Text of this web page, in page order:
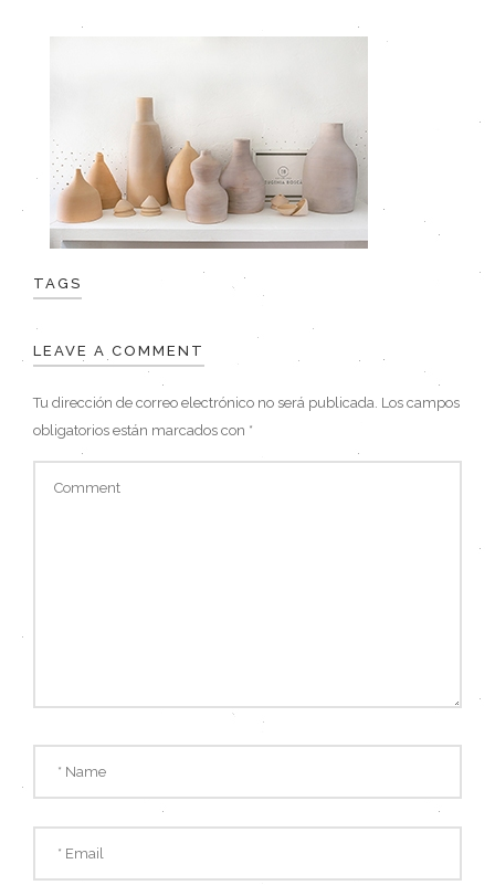
TAGS
LEAVE A COMMENT
Tu dirección de correo electrónico no será publicada. Los campos
obligatorios están marcados con *